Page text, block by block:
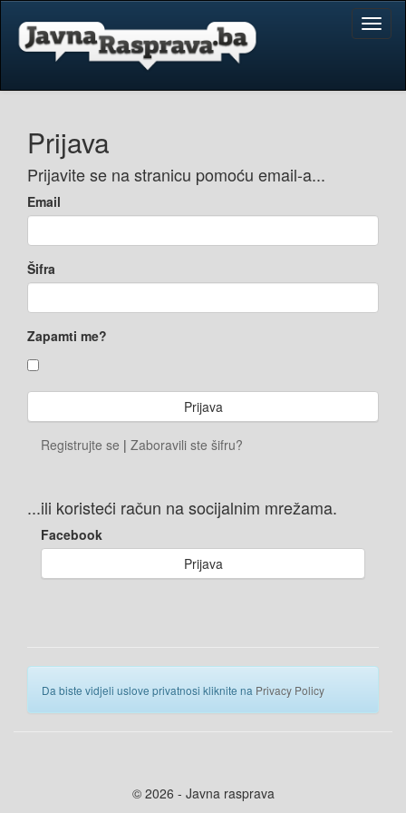
Prijava
Prijavite se na stranicu pomoću email-a...
Email
Šifra
Zapamti me?
Registrujte se | Zaboravili ste šifru?
...ili koristeći račun na socijalnim mrežama.
Facebook
Prijava
Da biste vidjeli uslove privatnosi kliknite na Privacy Policy
© 2026 - Javna rasprava